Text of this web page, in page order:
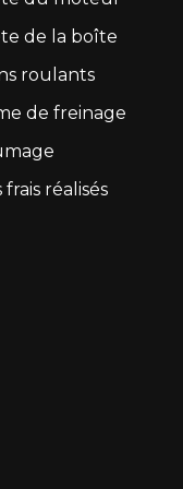
de la boîte
roulants
de freinage
réalisés